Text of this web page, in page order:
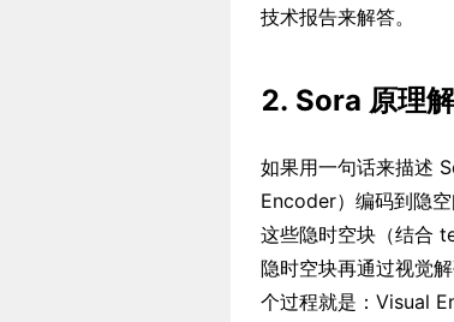
技术报告来解答。
2. Sora 原理
如果用一句话来描述
Encoder）编码到隐
这些隐时空块（结合
隐时空块再通过视觉
个过程就是：Visual